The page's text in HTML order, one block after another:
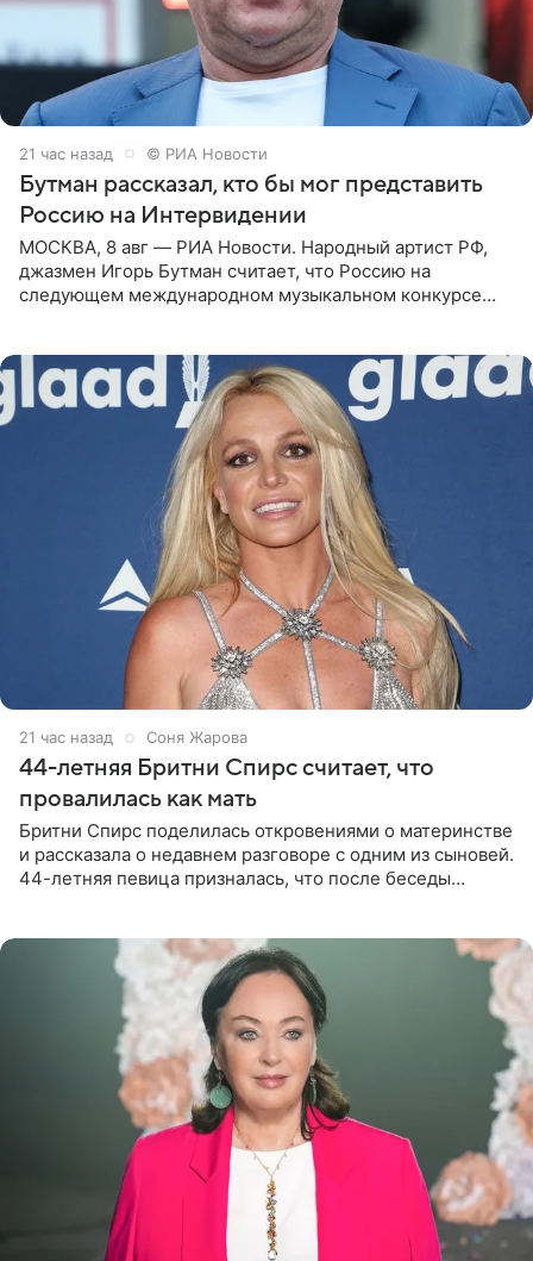
21 час назад © РИА Новости
Бутман рассказал, кто бы мог представить
Россию на Интервидении
МОСКВА, 8 авг — РИА Новости. Народный артист РФ,
джазмен Игорь Бутман считает, что Россию на
следующем международном музыкальном конкурсе
21 час назад Соня Жарова
44-летняя Бритни Спирс считает, что
провалилась как мать
Бритни Спирс поделилась откровениями о материнстве
и рассказала о недавнем разговоре с одним из сыновей.
44-летняя певица призналась, что после беседы